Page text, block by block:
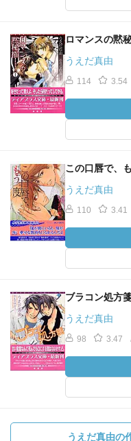
ロマンスの黙
うえだ真由
114 3.54
この口唇で、
うえだ真由
110 3.41
ブラコン処方
うえだ真由
98 3.47
うえだ真由の